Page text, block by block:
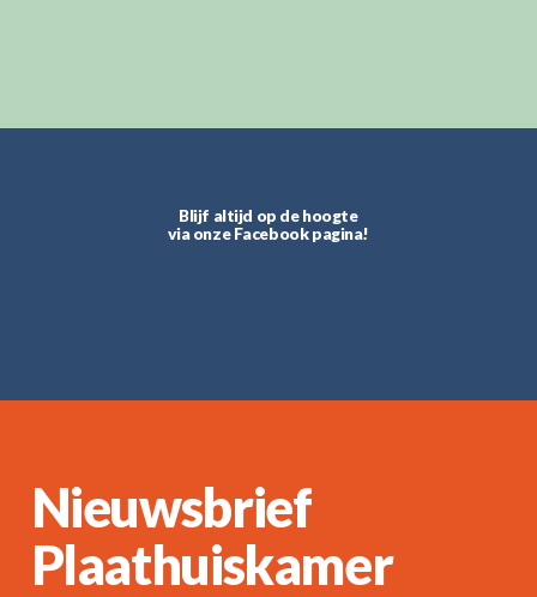
Blijf altijd op de hoogte
via onze Facebook pagina!
Nieuwsbrief
Plaathuiskamer